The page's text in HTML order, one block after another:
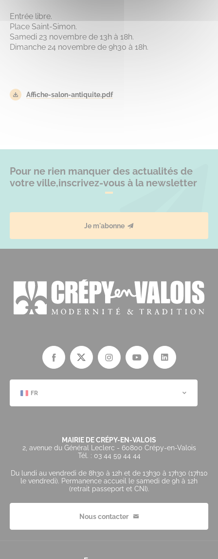
Entrée libre.
Place Saint-Simon.
Samedi 23 novembre de 13h à 18h.
Dimanche 24 novembre de 9h30 à 18h.
Affiche-salon-antiquite.pdf
Pour ne rien manquer des actualités de
votre ville,inscrivez-vous à la newsletter
Je m'abonne
FR
MAIRIE DE CRÉPY-EN-VALOIS
2, avenue du Général Leclerc - 60800 Crépy-en-Valois
Tél. : 03 44 59 44 44
Du lundi au vendredi de 8h30 à 12h et de 13h30 à 17h30 (17h10
le vendredi). Permanence accueil le samedi de 9h à 12h
(retrait passeport et CNI).
Nous contacter